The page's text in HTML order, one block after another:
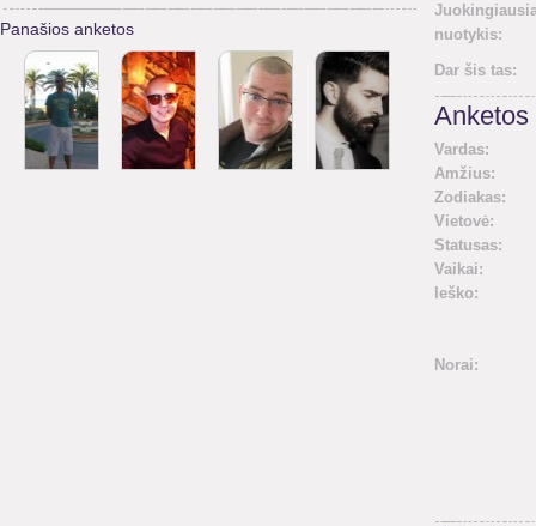
Panašios anketos
nuotykis:
Dar šis tas:
Anketos
Vardas:
Amžius:
Zodiakas:
Vietovė:
Statusas:
Vaikai:
Ieško:
Norai: